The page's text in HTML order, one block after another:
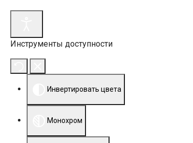
Инструменты доступности
Инвертировать цвета
Монохром